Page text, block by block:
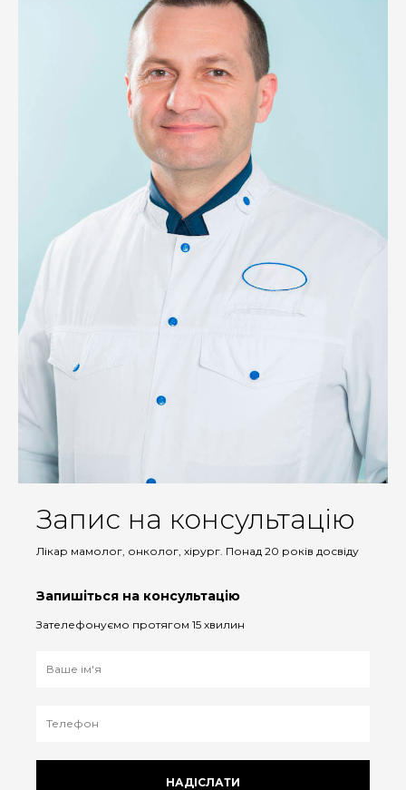
Запис на консультацію
Лікар мамолог, онколог, хірург. Понад 20 років досвіду
Запишіться на консультацію
Зателефонуємо протягом 15 хвилин
НАДІСЛАТИ